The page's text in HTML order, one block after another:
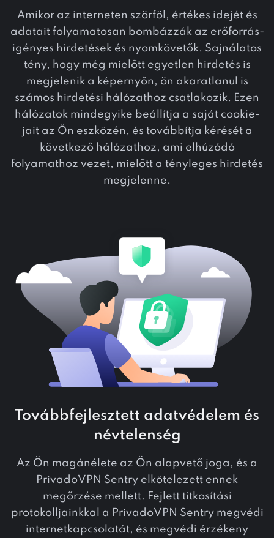
Amikor az interneten szörföl, értékes idejét és
adatait folyamatosan bombázzák az erőforrás-
igényes hirdetések és nyomkövetők. Sajnálatos
tény, hogy még mielőtt egyetlen hirdetés is
megjelenik a képernyőn, ön akaratlanul is
számos hirdetési hálózathoz csatlakozik. Ezen
hálózatok mindegyike beállítja a saját cookie-
jait az Ön eszközén, és továbbítja kérését a
következő hálózathoz, ami elhúzódó
folyamathoz vezet, mielőtt a tényleges hirdetés
megjelenne.
Továbbfejlesztett adatvédelem és
névtelenség
Az Ön magánélete az Ön alapvető joga, és a
PrivadoVPN Sentry elkötelezett ennek
megőrzése mellett. Fejlett titkosítási
protokolljainkkal a PrivadoVPN Sentry megvédi
internetkapcsolatát, és megvédi érzékeny